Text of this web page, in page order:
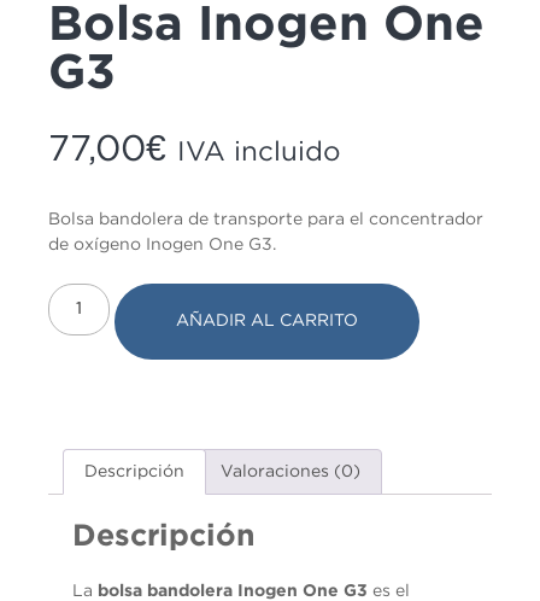
Bolsa Inogen One
G3
77,00€ IVA incluido
Bolsa bandolera de transporte para el concentrador
de oxígeno Inogen One G3.
AÑADIR AL CARRITO
Descripción Valoraciones (0)
Descripción
La bolsa bandolera Inogen One G3 es el
Estadísticas
de la web, en
base a cómo
Experiencia
nuestra web
mejor posible
algunas
funcionalidades
desaparecerán
Marketing